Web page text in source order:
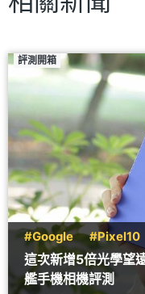
評測開箱
#Google #Pixel10
這次新增5倍光學望
艦手機相機評測